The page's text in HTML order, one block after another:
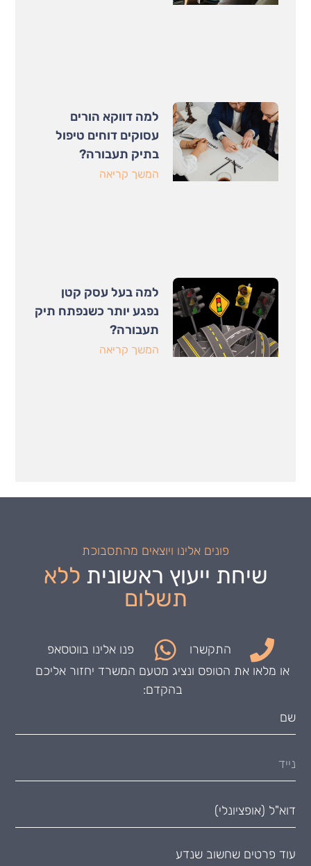
למה דווקא הורים
עסוקים דוחים טיפול
בתיק תעבורה?
המשך קריאה
למה בעל עסק קטן
נפגע יותר כשנפתח תיק
תעבורה?
המשך קריאה
פונים אלינו ויוצאים מהתסבוכת
שיחת ייעוץ ראשונית ללא
תשלום
התקשרו
פנו אלינו בווטסאפ
או מלאו את הטופס ונציג מטעם המשרד יחזור אליכם
בהקדם: